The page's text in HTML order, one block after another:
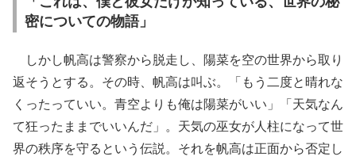
密についての物語」
しかし帆高は警察から脱走し、陽菜を空の世界から取り
返そうとする。その時、帆高は叫ぶ。「もう二度と晴れな
くったっていい。青空よりも俺は陽菜がいい」「天気なん
て狂ったままでいいんだ」。天気の巫女が人柱になって世
界の秩序を守るという伝説。それを帆高は正面から否定し